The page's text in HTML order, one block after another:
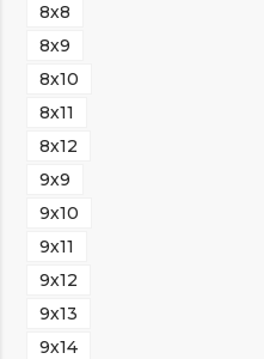
8х8
8х9
8х10
8х11
8х12
9х9
9х10
9х11
9х12
9х13
9х14